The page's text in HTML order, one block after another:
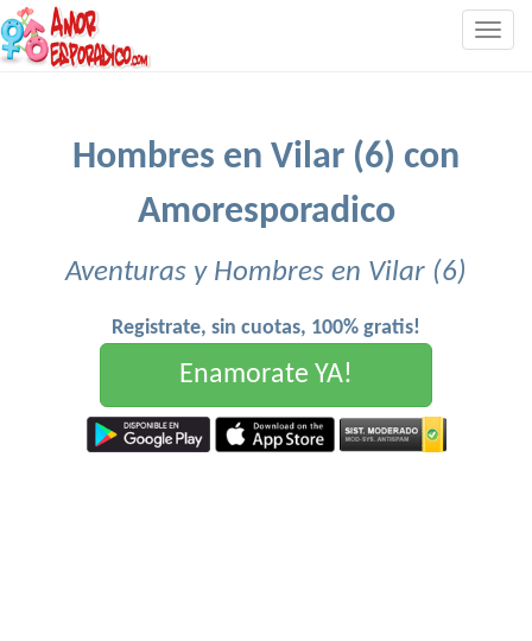
Hombres en Vilar (6) con
Amoresporadico
Aventuras y Hombres en Vilar (6)
Registrate, sin cuotas, 100% gratis!
Enamorate YA!